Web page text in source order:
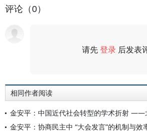
评论（0）
请先登录 后发表
相同作者阅读
金安平：协商民主中 “大会发言”的机制与效